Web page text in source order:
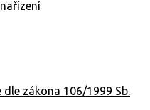
zákona 106/1999 Sb.